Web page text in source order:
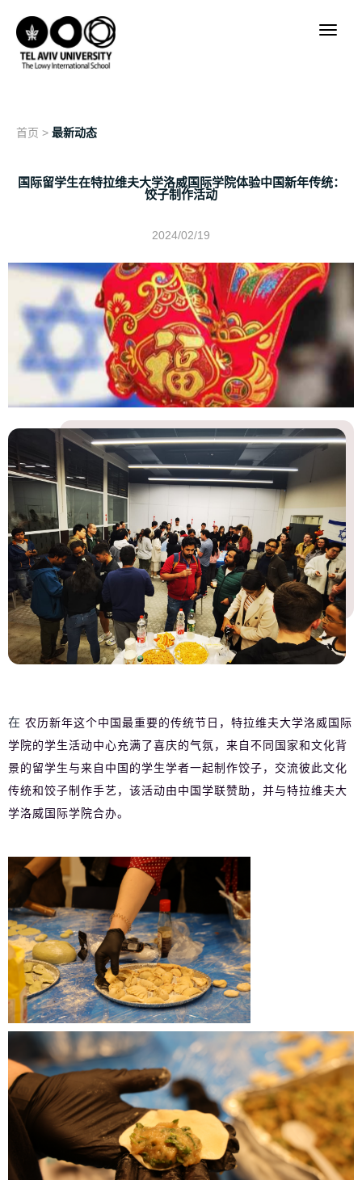
首页 > 最新动态
国际留学生在特拉维夫大学洛威国际学院体验中国新年传统：
饺子制作活动
2024/02/19
在 农历新年这个中国最重要的传统节日，特拉维夫大学洛威国际
学院的学生活动中心充满了喜庆的气氛，来自不同国家和文化背
景的留学生与来自中国的学生学者一起制作饺子，交流彼此文化
传统和饺子制作手艺，该活动由中国学联赞助，并与特拉维夫大
学洛威国际学院合办。